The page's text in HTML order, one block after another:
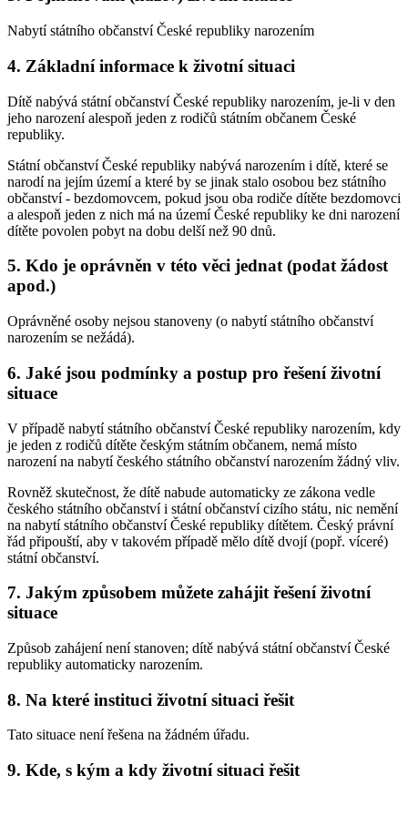
Nabytí státního občanství České republiky narozením
4. Základní informace k životní situaci
Dítě nabývá státní občanství České republiky narozením, je-li v den
jeho narození alespoň jeden z rodičů státním občanem České
republiky.
Státní občanství České republiky nabývá narozením i dítě, které se
narodí na jejím území a které by se jinak stalo osobou bez státního
občanství - bezdomovcem, pokud jsou oba rodiče dítěte bezdomovci
a alespoň jeden z nich má na území České republiky ke dni narození
dítěte povolen pobyt na dobu delší než 90 dnů.
5. Kdo je oprávněn v této věci jednat (podat žádost
apod.)
Oprávněné osoby nejsou stanoveny (o nabytí státního občanství
narozením se nežádá).
6. Jaké jsou podmínky a postup pro řešení životní
situace
V případě nabytí státního občanství České republiky narozením, kdy
je jeden z rodičů dítěte českým státním občanem, nemá místo
narození na nabytí českého státního občanství narozením žádný vliv.
Rovněž skutečnost, že dítě nabude automaticky ze zákona vedle
českého státního občanství i státní občanství cizího státu, nic nemění
na nabytí státního občanství České republiky dítětem. Český právní
řád připouští, aby v takovém případě mělo dítě dvojí (popř. víceré)
státní občanství.
7. Jakým způsobem můžete zahájit řešení životní
situace
Způsob zahájení není stanoven; dítě nabývá státní občanství České
republiky automaticky narozením.
8. Na které instituci životní situaci řešit
Tato situace není řešena na žádném úřadu.
9. Kde, s kým a kdy životní situaci řešit